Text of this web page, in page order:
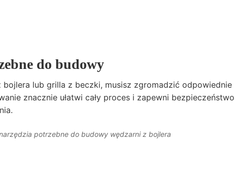
do budowy
lub grilla z beczki, musisz zgromadzić odpowiednie
znacznie ułatwi cały proces i zapewni bezpieczeństwo
potrzebne do budowy wędzarni z bojlera